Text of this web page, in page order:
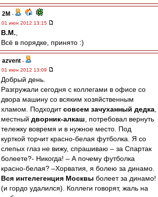
2M -
01 июн 2012 13:15
В.М.
Всё в порядке, принято :)
azvent -
01 июн 2012 13:09
Добрый день.
Разгружали сегодня с коллегами в офисе со
двора машину со всяким хозяйственным
хламом. Подходитсовсем зачуханный дедка
местный дворник-алкаш , потребовал вернуть
тележку вовремя и в нужное место. Под
курткой торчит красно-белая футболка. Я со
слепых глаз не вижу, спрашиваю – за Спартак
болеете?- Никогда! – А почему футболка
красно-белая? –Хорватия, я болею за динамо.
Вся интелегенция Москвы болеет за динамо!
(и гордо удалился). Коллеги говорят, жаль на